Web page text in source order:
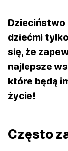
Dzieciństwo
dziećmi
się, że
najlepsze
które będą
życie!
Często